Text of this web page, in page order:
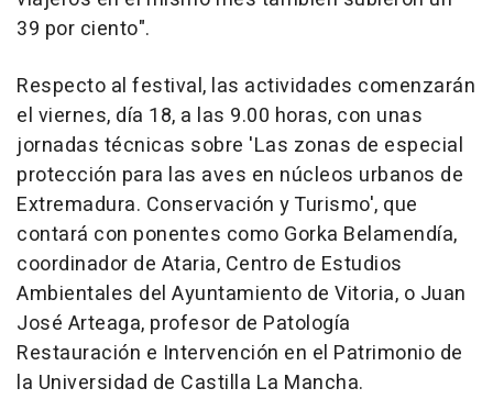
39 por ciento".
Respecto al festival, las actividades comenzarán
el viernes, día 18, a las 9.00 horas, con unas
jornadas técnicas sobre 'Las zonas de especial
protección para las aves en núcleos urbanos de
Extremadura. Conservación y Turismo', que
contará con ponentes como Gorka Belamendía,
coordinador de Ataria, Centro de Estudios
Ambientales del Ayuntamiento de Vitoria, o Juan
José Arteaga, profesor de Patología
Restauración e Intervención en el Patrimonio de
la Universidad de Castilla La Mancha.